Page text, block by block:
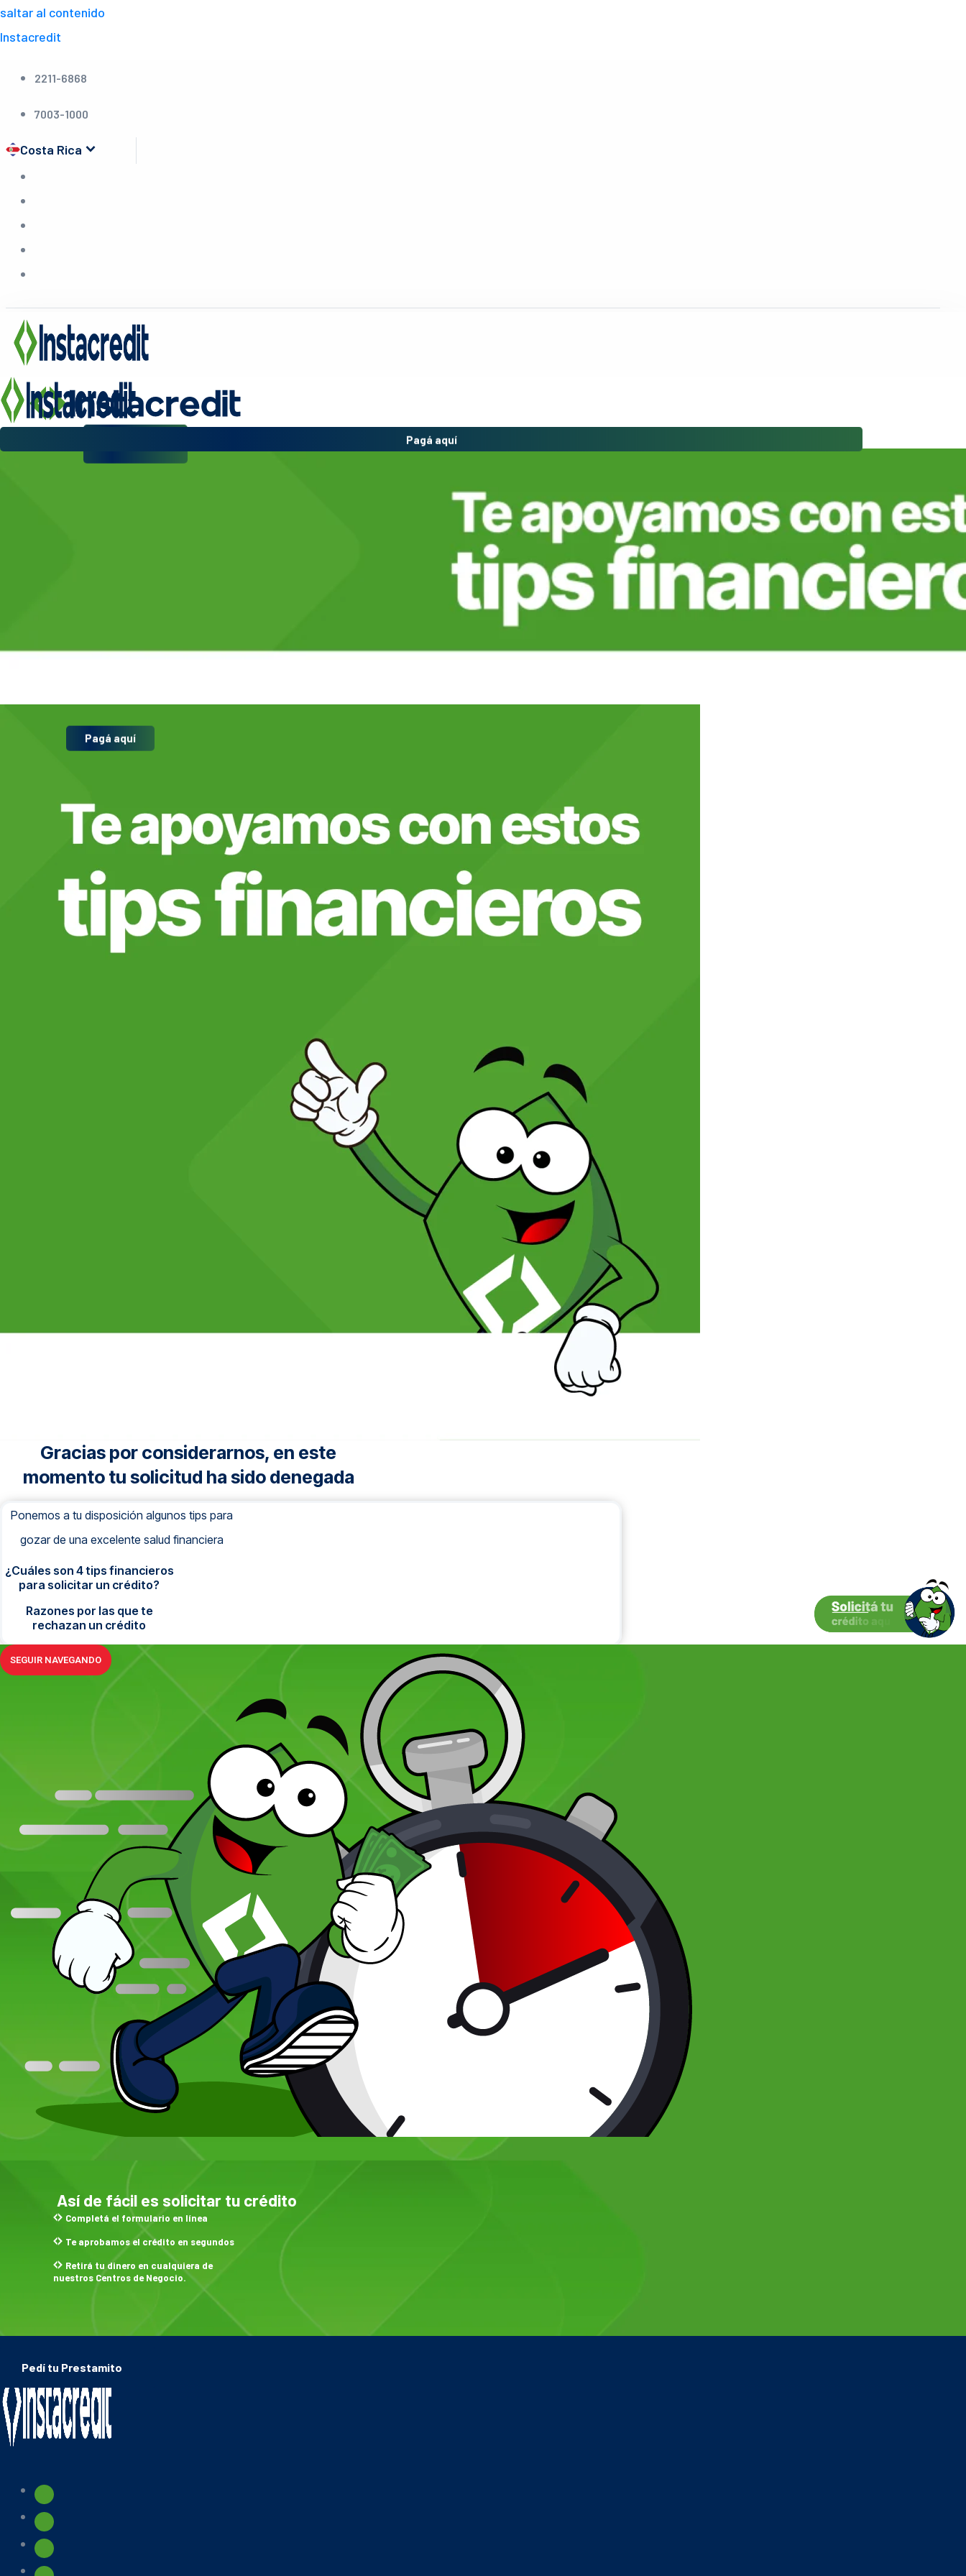
saltar al contenido
Instacredit
2211-6868
7003-1000
Costa Rica keyboard_arrow_down
Pagá aquí
Medios de Pago
Reporta tu pago
Centros de Negocio
Pagá aquí
Gracias por considerarnos, en este
momento tu solicitud ha sido denegada
Ponemos a tu disposición algunos tips para
gozar de una excelente salud financiera
¿Cuáles son 4 tips financieros
para solicitar un crédito?
Razones por las que te
rechazan un crédito
SEGUIR NAVEGANDO
Así de fácil es solicitar tu crédito
Completá el formulario en línea
Te aprobamos el crédito en segundos
Retirá tu dinero en cualquiera de
nuestros Centros de Negocio.
Pedí tu Prestamito